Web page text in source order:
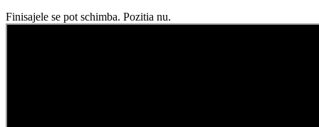
Finisajele se pot schimba. Pozitia nu.